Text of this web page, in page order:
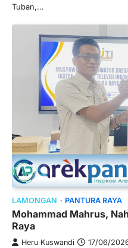
Tuban,…
LAMONGAN PANTURA RAYA
Mohammad Mahrus,
Raya
Heru Kuswandi 17/06/